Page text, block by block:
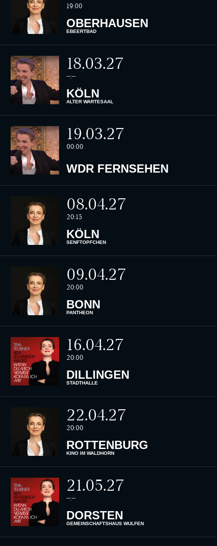
19:00
OBERHAUSEN
EBEERTBAD
18.03.27
--:--
KÖLN
ALTER WARTESAAL
19.03.27
00:00
WDR FERNSEHEN
08.04.27
20:15
KÖLN
SENFTÖPFCHEN
09.04.27
20:00
BONN
PANTHEON
16.04.27
20:00
DILLINGEN
STADTHALLE
22.04.27
20:00
ROTTENBURG
KINO IM WALDHORN
21.05.27
--:--
DORSTEN
GEMEINSCHAFTSHAUS WULFEN